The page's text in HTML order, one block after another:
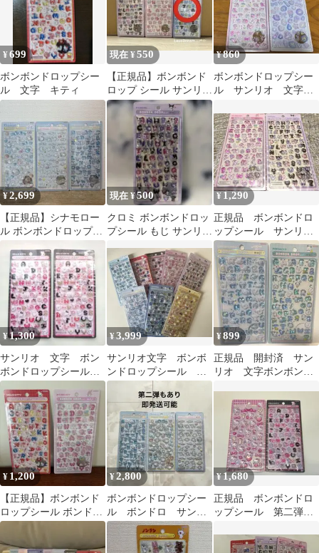
¥699
ボンボンドロップシー
ル 文字 キティ
現在 ¥550
【正規品】ボンボンド
ロップ シール サンリオ
moji 文字 はぴだんぶい
¥860
ボンボンドロップシー
ル サンリオ 文字
ールベール
¥2,699
【正規品】シナモロー
ル ボンボンドロップシ
ール 第2弾 ミニ もじ弾
ミニ 文字
現在 ¥500
クロミ ボンボンドロッ
プシール もじ サンリオ
ベット
¥1,290
正規品 ボンボンドロ
ップシール サンリ
オ 文字 マイメロデ
ィ クロミ 2種セット
¥1,300
サンリオ 文字 ボン
ボンドロップシール
ボンドロ ハローキテ
ィ セット
¥3,999
サンリオ文字 ボンボ
ンドロップシール 全8
種 コンプ 正規品
¥899
正規品 開封済 サン
リオ 文字ボンボンド
ッコ シナモンロール
¥ 1,200
【正規品】ボンボンド
ロップシール ボンドロ
文字 キティ マイメロ
¥2,800
ボンボンドロップシー
ル ボンドロ サンリ
オ シナモロール 第
二弾 ミニ 文字
¥1,680
正規品 ボンボンドロ
ップシール 第二弾サ
ク 文字